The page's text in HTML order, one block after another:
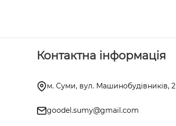
Контактна інформація
м. Суми, вул. Машинобудівників, 2
goodel.sumy@gmail.com